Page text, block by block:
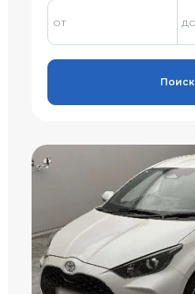
Поиск